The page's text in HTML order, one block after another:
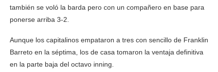
también se voló la barda pero con un compañero en base para
ponerse arriba 3-2.
Aunque los capitalinos empataron a tres con sencillo de Franklin
Barreto en la séptima, los de casa tomaron la ventaja definitiva
en la parte baja del octavo inning.